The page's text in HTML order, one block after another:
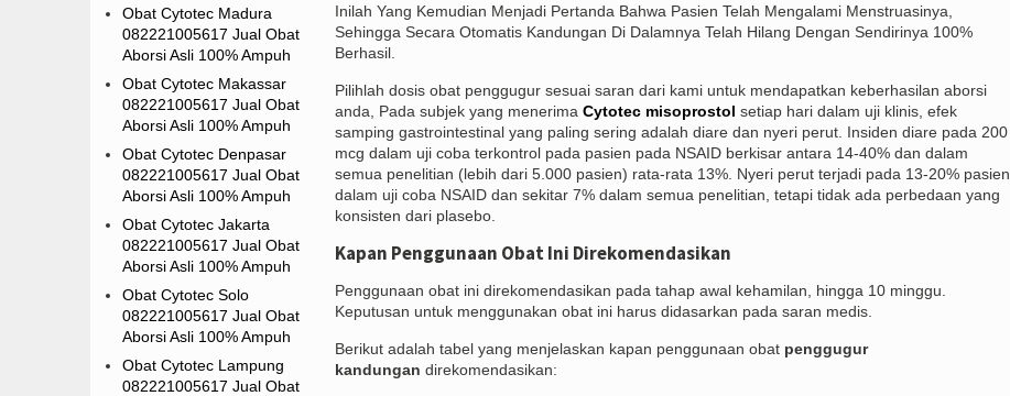
Obat Cytotec Madura
082221005617 Jual Obat
Aborsi Asli 100% Ampuh
Obat Cytotec Makassar
082221005617 Jual Obat
Aborsi Asli 100% Ampuh
Obat Cytotec Denpasar
082221005617 Jual Obat
Aborsi Asli 100% Ampuh
Obat Cytotec Jakarta
082221005617 Jual Obat
Aborsi Asli 100% Ampuh
Obat Cytotec Solo
082221005617 Jual Obat
Aborsi Asli 100% Ampuh
Obat Cytotec Lampung
082221005617 Jual Obat
Inilah Yang Kemudian Menjadi Pertanda Bahwa Pasien Telah Mengalami Menstruasinya,
Sehingga Secara Otomatis Kandungan Di Dalamnya Telah Hilang Dengan Sendirinya 100%
Berhasil.
Pilihlah dosis obat penggugur sesuai saran dari kami untuk mendapatkan keberhasilan aborsi
anda, Pada subjek yang menerima Cytotec misoprostol setiap hari dalam uji klinis, efek
samping gastrointestinal yang paling sering adalah diare dan nyeri perut. Insiden diare pada 200
mcg dalam uji coba terkontrol pada pasien pada NSAID berkisar antara 14-40% dan dalam
semua penelitian (lebih dari 5.000 pasien) rata-rata 13%. Nyeri perut terjadi pada 13-20% pasien
dalam uji coba NSAID dan sekitar 7% dalam semua penelitian, tetapi tidak ada perbedaan yang
konsisten dari plasebo.
Kapan Penggunaan Obat Ini Direkomendasikan
Penggunaan obat ini direkomendasikan pada tahap awal kehamilan, hingga 10 minggu.
Keputusan untuk menggunakan obat ini harus didasarkan pada saran medis.
Berikut adalah tabel yang menjelaskan kapan penggunaan obat penggugur
kandungan direkomendasikan: